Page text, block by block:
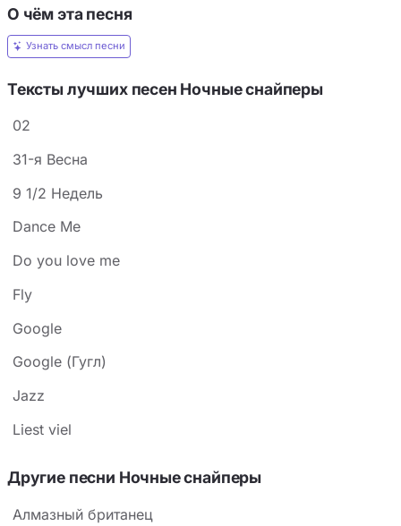
О чём эта песня
Узнать смысл песни
Тексты лучших песен Ночные снайперы
02
31-я Весна
9 1/2 Недель
Dance Me
Do you love me
Fly
Google
Google (Гугл)
Jazz
Liest viel
Другие песни Ночные снайперы
Алмазный британец